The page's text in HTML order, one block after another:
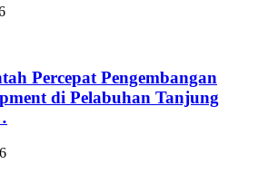
Percepat Pengembangan
di Pelabuhan Tanjung